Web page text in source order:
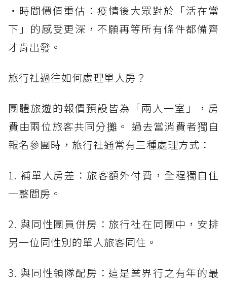
・時間價值重估：疫情後大眾對於「活在當
下」的感受更深，不願再等所有條件都備齊
才肯出發。
旅行社過往如何處理單人房？
團體旅遊的報價預設皆為「兩人一室」，房
費由兩位旅客共同分攤。 過去當消費者獨自
報名參團時，旅行社通常有三種處理方式：
1. 補單人房差：旅客額外付費，全程獨自住
一整間房。
2. 與同性團員併房：旅行社在同團中，安排
另一位同性別的單人旅客同住。
3. 與同性領隊配房：這是業界行之有年的最